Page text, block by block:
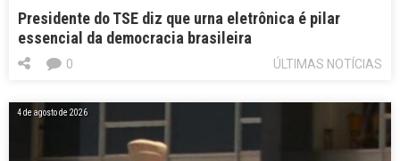
Presidente do TSE diz que urna eletrônica é pilar
essencial da democracia brasileira
ÚLTIMAS NOTÍCIAS
0
4 de agosto de 2026